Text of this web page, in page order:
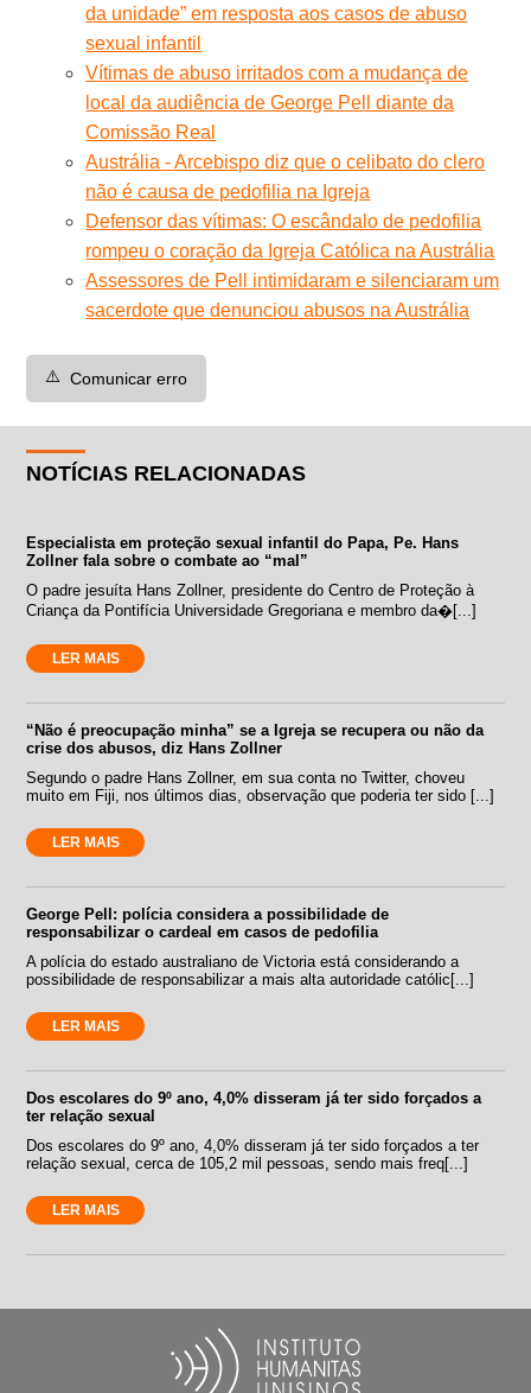
da unidade” em resposta aos casos de abuso
sexual infantil
Vítimas de abuso irritados com a mudança de
local da audiência de George Pell diante da
Comissão Real
Austrália - Arcebispo diz que o celibato do clero
não é causa de pedofilia na Igreja
Defensor das vítimas: O escândalo de pedofilia
rompeu o coração da Igreja Católica na Austrália
Assessores de Pell intimidaram e silenciaram um
sacerdote que denunciou abusos na Austrália
⚠️ Comunicar erro
NOTÍCIAS RELACIONADAS
Especialista em proteção sexual infantil do Papa, Pe. Hans
Zollner fala sobre o combate ao “mal”
O padre jesuíta Hans Zollner, presidente do Centro de Proteção à
Criança da Pontifícia Universidade Gregoriana e membro da�[...]
LER MAIS
“Não é preocupação minha” se a Igreja se recupera ou não da
crise dos abusos, diz Hans Zollner
Segundo o padre Hans Zollner, em sua conta no Twitter, choveu
muito em Fiji, nos últimos dias, observação que poderia ter sido [...]
LER MAIS
George Pell: polícia considera a possibilidade de
responsabilizar o cardeal em casos de pedofilia
A polícia do estado australiano de Victoria está considerando a
possibilidade de responsabilizar a mais alta autoridade católic[...]
LER MAIS
Dos escolares do 9º ano, 4,0% disseram já ter sido forçados a
ter relação sexual
Dos escolares do 9º ano, 4,0% disseram já ter sido forçados a ter
relação sexual, cerca de 105,2 mil pessoas, sendo mais freq[...]
LER MAIS